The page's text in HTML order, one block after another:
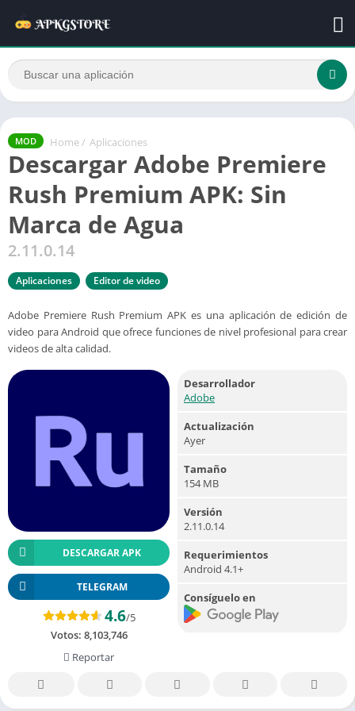
MOD Home / Aplicaciones
Descargar Adobe Premiere
Rush Premium APK: Sin
Marca de Agua
2.11.0.14
Aplicaciones Editor de video
Adobe Premiere Rush Premium APK es una aplicación de edición de
video para Android que ofrece funciones de nivel profesional para crear
videos de alta calidad.
DESCARGAR APK
TELEGRAM
4.6/5
Votos: 8,103,746
Reportar
Desarrollador
Adobe
Actualización
Ayer
Tamaño
154 MB
Versión
2.11.0.14
Requerimientos
Android 4.1+
Consíguelo en